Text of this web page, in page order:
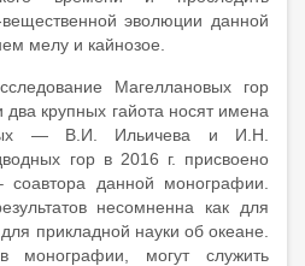
эволюции данной
мелу и кайнозое.
Магеллановых гор
два крупных гайота носят имена
— В.И. Ильичева и И.Н.
гор в 2016 г. присвоено
данной монографии.
несомненна как для
прикладной науки об океане.
монографии, могут служить